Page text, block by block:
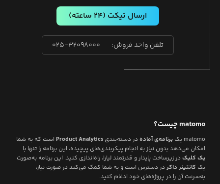
ارسال تیکت (۲۴ ساعته)
تلفن واحد فروش: ۰۲۵-۳۲۰۹۸۰۰۰
matomo چیست؟
matomo یک برنامه‌ی آمادهدر دسته‌بندی Product Analytics است که به شما
امکان می‌دهد بدون نیاز به انجام پیکربندی‌های پیچیده، این برنامه را تنها با
یک کلیکدر زیرساخت پایدار و قدرتمند لیارا، راه‌اندازی کنید. این برنامه به‌صورت
یک کانتینر داکردر دسترس است و به شما کمک می‌کند در صورت نیاز،
به‌سرعت آن را در پروژه‌های خود ادغام کنید.